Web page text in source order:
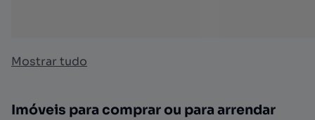
Mostrar tudo
Imóveis para comprar ou para arrendar